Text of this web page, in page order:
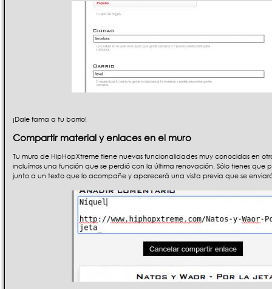
¡Dale fama a tu barrio!
Compartir material y enlaces en el muro
Tu muro de HipHopXtreme tiene nuevas funcionalidades muy conocidas en
incluímos una función que se perdió con la última renovación. Sólo tienes que
junto a un texto que lo acompañe y aparecerá una vista previa que se